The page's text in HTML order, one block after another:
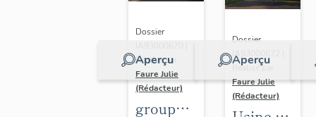
Aperçu
Dossier
Réalisé par
Faure Julie
(Rédacteur)
groupe
Aperçu
Dossier
IA93000672 |
Réalisé par
Faure Julie
(Rédacteur)